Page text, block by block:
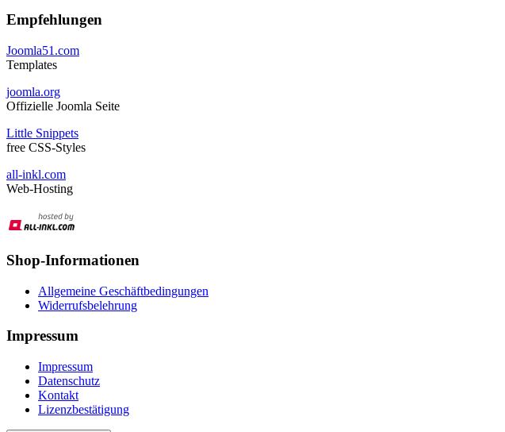
Empfehlungen
Joomla51.com
Templates
joomla.org
Offizielle Joomla Seite
Little Snippets
free CSS-Styles
all-inkl.com
Web-Hosting
Shop-Informationen
Allgemeine Geschäftbedingungen
Widerrufsbelehrung
Impressum
Impressum
Datenschutz
Kontakt
Lizenzbestätigung